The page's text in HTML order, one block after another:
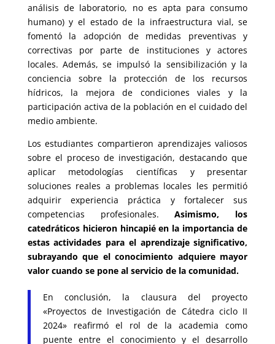
análisis de laboratorio, no es apta para consumo
humano) y el estado de la infraestructura vial, se
fomentó la adopción de medidas preventivas y
correctivas por parte de instituciones y actores
locales. Además, se impulsó la sensibilización y la
conciencia sobre la protección de los recursos
hídricos, la mejora de condiciones viales y la
participación activa de la población en el cuidado del
medio ambiente.
Los estudiantes compartieron aprendizajes valiosos
sobre el proceso de investigación, destacando que
aplicar metodologías científicas y presentar
soluciones reales a problemas locales les permitió
adquirir experiencia práctica y fortalecer sus
competencias profesionales.Asimismo, los
catedráticos hicieron hincapié en la importancia de
estas actividades para el aprendizaje significativo,
subrayando que el conocimiento adquiere mayor
valor cuando se pone al servicio de la comunidad.
En conclusión, la clausura del proyecto
«Proyectos de Investigación de Cátedra ciclo II
2024» reafirmó el rol de la academia como
puente entre el conocimiento y el desarrollo